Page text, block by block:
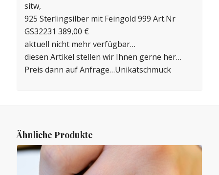
sitw,
925 Sterlingsilber mit Feingold 999 Art.Nr
GS32231 389,00 €
aktuell nicht mehr verfügbar…
diesen Artikel stellen wir Ihnen gerne her…
Preis dann auf Anfrage…Unikatschmuck
Ähnliche Produkte